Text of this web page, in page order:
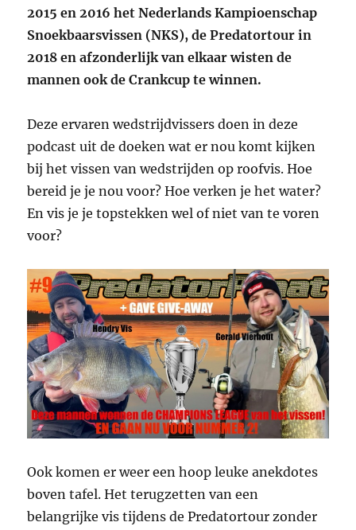
2015 en 2016 het Nederlands Kampioenschap
Snoekbaarsvissen (NKS), de Predatortour in
2018 en afzonderlijk van elkaar wisten de
mannen ook de Crankcup te winnen.
Deze ervaren wedstrijdvissers doen in deze
podcast uit de doeken wat er nou komt kijken
bij het vissen van wedstrijden op roofvis. Hoe
bereid je je nou voor? Hoe verken je het water?
En vis je je topstekken wel of niet van te voren
voor?
Ook komen er weer een hoop leuke anekdotes
boven tafel. Het terugzetten van een
belangrijke vis tijdens de Predatortour zonder